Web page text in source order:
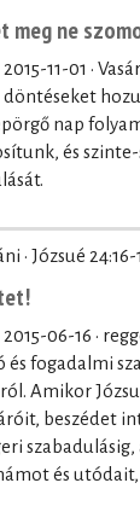
meg ne
2015-11-01 ·
nap
és
· Józsué 24:16-
2015-06-16 ·
és fogadalmi
Amikor
beszédet
és